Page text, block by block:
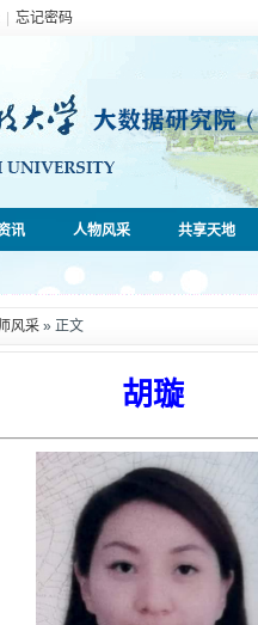
忘记密码
讯 人物风采 共享天地
风采 » 正文
胡璇